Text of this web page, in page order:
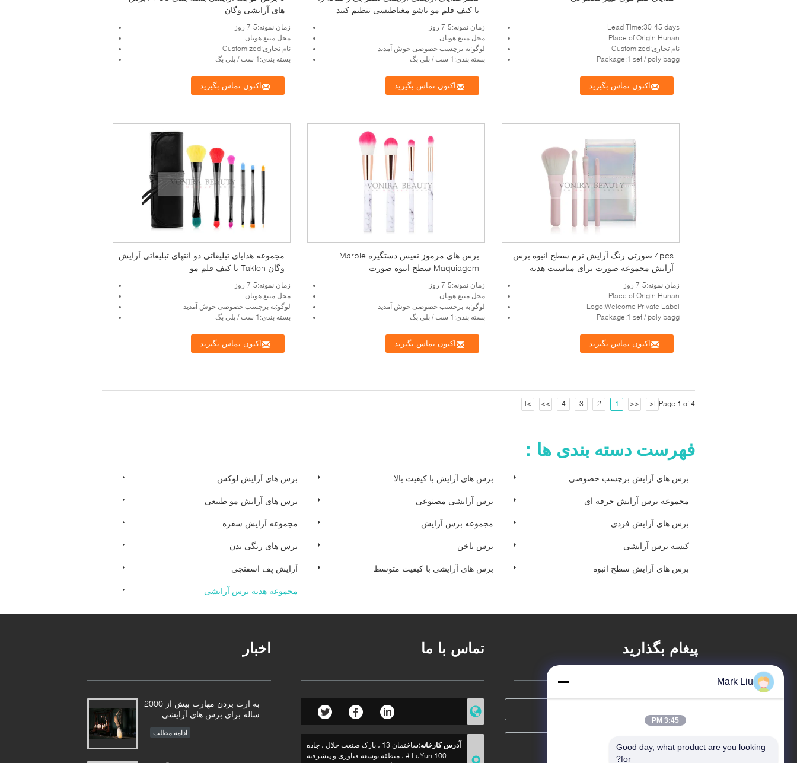
های آرایشی وگان
زمان نمونه:5-7 روز
محل منبع:هونان
نام تجاری:Customized
بسته بندی:1 ست / پلی بگ
اکنون تماس بگیرید
با کیف قلم مو تاشو مغناطیسی تنظیم کنید
زمان نمونه:5-7 روز
محل منبع:هونان
لوگو:به برچسب خصوصی خوش آمدید
بسته بندی:1 ست / پلی بگ
اکنون تماس بگیرید
Lead Time:30-45 days
Place of Origin:Hunan
نام تجاری:Customized
Package:1 set / poly bagg
اکنون تماس بگیرید
مجموعه هدایای تبلیغاتی دو انتهای تبلیغاتی آرایش
وگان Taklon با کیف قلم مو
زمان نمونه:5-7 روز
محل منبع:هونان
لوگو:به برچسب خصوصی خوش آمدید
بسته بندی:1 ست / پلی بگ
اکنون تماس بگیرید
برس های مرموز نفیس دستگیره Marble
Maquiagem سطح انبوه صورت
زمان نمونه:5-7 روز
محل منبع:هونان
لوگو:به برچسب خصوصی خوش آمدید
بسته بندی:1 ست / پلی بگ
اکنون تماس بگیرید
4pcs صورتی رنگ آرایش نرم سطح انبوه برس
آرایش مجموعه صورت برای مناسبت هدیه
زمان نمونه:5-7 روز
Place of Origin:Hunan
Logo:Welcome Private Label
Package:1 set / poly bagg
اکنون تماس بگیرید
Page 1 of 4
|<
<<
1
2
3
4
>>
>|
فهرست دسته بندی ها：
برس های آرایش لوکس برس های آرایش با کیفیت بالا برس های آرایش برچسب خصوصی
برس های آرایش مو طبیعی برس آرایشی مصنوعی مجموعه برس آرایش حرفه ای
مجموعه آرایش سفره مجموعه برس آرایش برس های آرایش فردی
برس های رنگی بدن برس ناخن کیسه برس آرایشی
آرایش پف اسفنجی برس های آرایشی با کیفیت متوسط برس های آرایش سطح انبوه
مجموعه هدیه برس آرایشی
اخبار
به ارث بردن مهارت بیش از 2000
ساله برای برس های آرایشی
ادامه مطلب
تماس با ما
آدرس کارخانه:
ساختمان 13 ، پارک صنعت جلال ، جاده
LuYun 100 # ، منطقه توسعه فناوری و پیشرفته
پیغام بگذارید
Mark Liu
3:45 PM
Good day, what product are you looking
for?